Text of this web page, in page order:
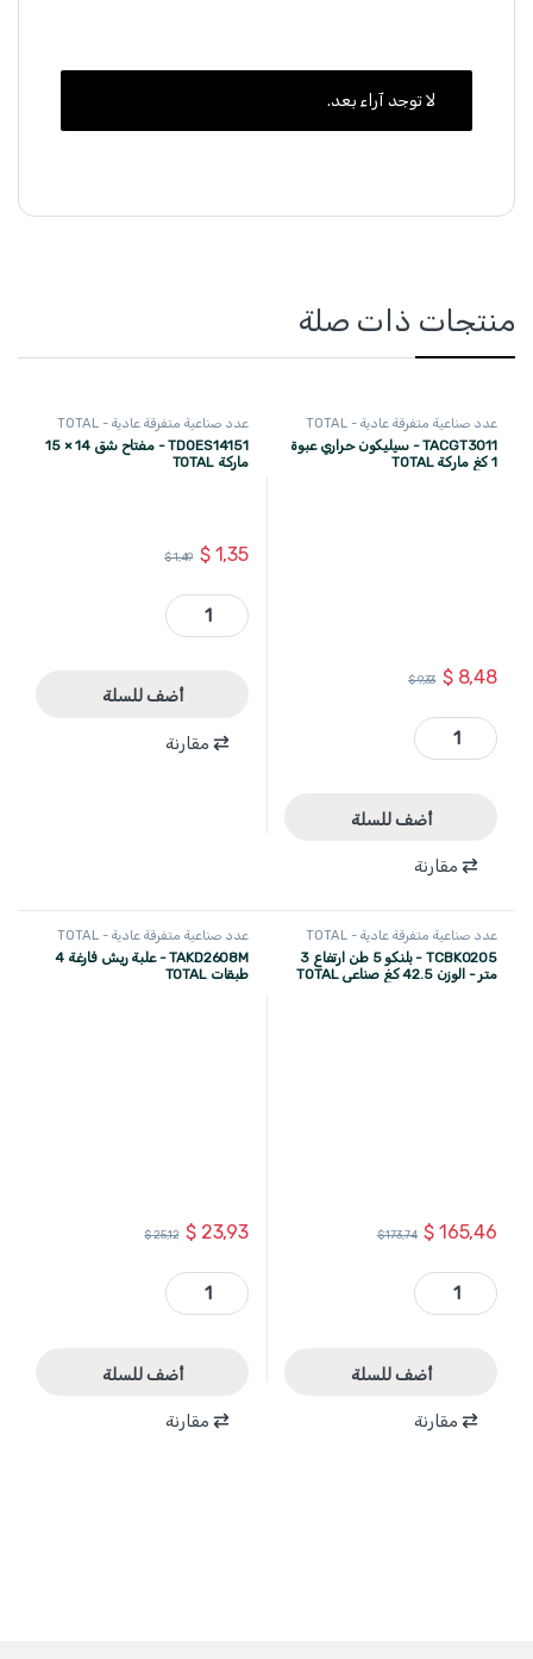
لا توجد آراء بعد.
منتجات ذات صلة
عدد صناعية متفرقة عادية - TOTAL
TACGT3011 - سيليكون حراري عبوة
1 كغ ماركة TOTAL
$8,48
$9,33
TACGT3011 - سيليكون حراري عبوة 1 كغ ماركة TOTAL quantity
أضف للسلة
مقارنة
عدد صناعية متفرقة عادية - TOTAL
TDOES14151 - مفتاح شق 14 × 15
ماركة TOTAL
$1,35
$1,49
TDOES14151 - مفتاح شق 14 × 15 ماركة TOTAL quantity
أضف للسلة
مقارنة
عدد صناعية متفرقة عادية - TOTAL
TCBK0205 - بلنكو 5 طن ارتفاع 3
متر - الوزن 42.5 كغ صناعي TOTAL
$165,46
$173,74
TCBK0205 - بلنكو 5 طن ارتفاع 3 متر - الوزن 42.5 كغ صناعي TOTAL quantity
أضف للسلة
مقارنة
عدد صناعية متفرقة عادية - TOTAL
TAKD2608M - علبة ريش فارغة 4
طبقات TOTAL
$23,93
$25,12
TAKD2608M - علبة ريش فارغة 4 طبقات TOTAL quantity
أضف للسلة
مقارنة